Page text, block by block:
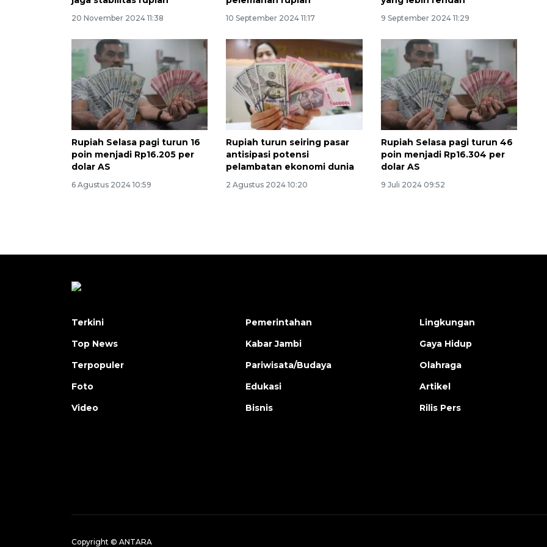
20 November 2024 11:38 10 September 2024 11:17 9 September 2024 11:29
Rupiah Selasa pagi turun 16
poin menjadi Rp16.205 per
dolar AS
6 Agustus 2024 10:59
Rupiah turun seiring pasar
antisipasi potensi
pelambatan ekonomi dunia
2 Agustus 2024 10:20
Rupiah Selasa pagi turun 46
poin menjadi Rp16.304 per
dolar AS
9 Juli 2024 09:52
Waspadai penyakit saat
musim kemarau
2026-08-05 12:00:00
Terkini
Top News
Terpopuler
Foto
Video
Pemerintahan
Kabar Jambi
Pariwisata/Budaya
Edukasi
Bisnis
Lingkungan
Gaya Hidup
Olahraga
Artikel
Rilis Pers
Copyright © ANTARA